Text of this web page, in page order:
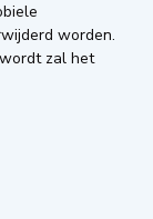
worden.
zal het